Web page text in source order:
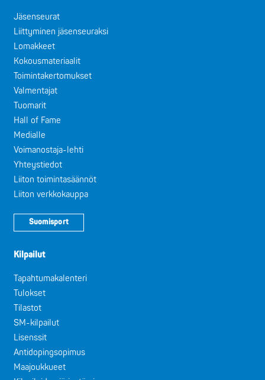
Jäsenseurat
Liittyminen jäsenseuraksi
Lomakkeet
Kokousmateriaalit
Toimintakertomukset
Valmentajat
Tuomarit
Hall of Fame
Medialle
Voimanostaja-lehti
Yhteystiedot
Liiton toimintasäännöt
Liiton verkkokauppa
Suomisport
Kilpailut
Tapahtumakalenteri
Tulokset
Tilastot
SM-kilpailut
Lisenssit
Antidopingsopimus
Maajoukkueet